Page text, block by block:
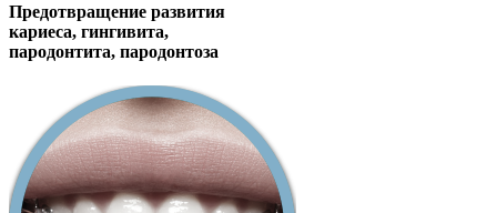
Предотвращение развития
кариеса, гингивита,
пародонтита, пародонтоза